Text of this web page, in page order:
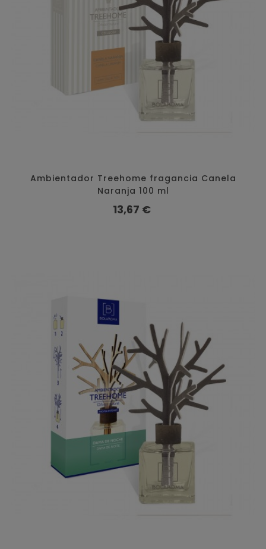
Ambientador Treehome fragancia Canela
Naranja 100 ml
Precio
13,67 €